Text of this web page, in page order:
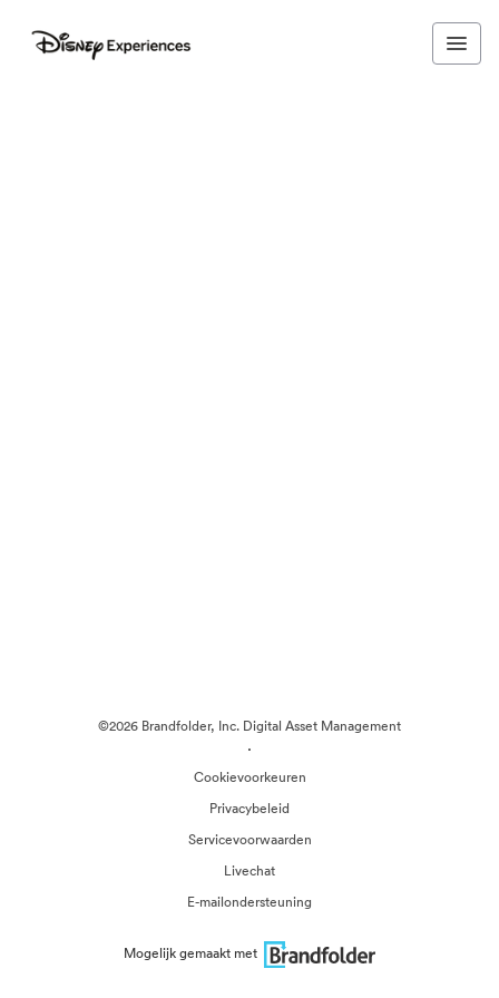
©2026 Brandfolder, Inc. Digital Asset Management
·
Cookievoorkeuren
Privacybeleid
Servicevoorwaarden
Livechat
E-mailondersteuning
Mogelijk gemaakt met